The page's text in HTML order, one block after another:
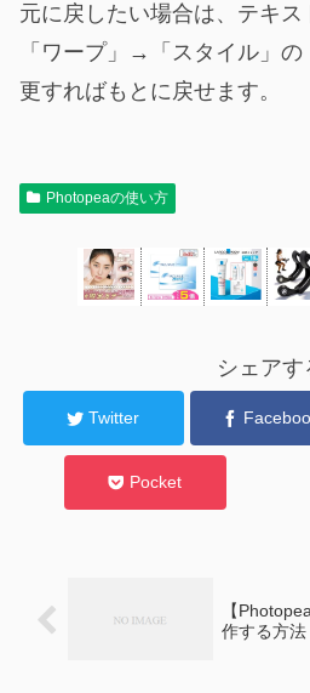
元に戻したい場合は、テキ
「ワープ」→「スタイル」
更すればもとに戻せます。
Photopeaの使い方
シェアす
Twitter
Pocket
【
作する方法